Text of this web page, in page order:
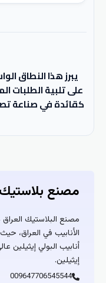
يبرز هذا النطاق
على تلبية الطلبات
كقائدة في صناعة
مصنع بلاستيك
مصنع البلاستيك
الأنابيب في العراق،
أنابيب البولي إيثيلين
إيثيلين.
009647706545544